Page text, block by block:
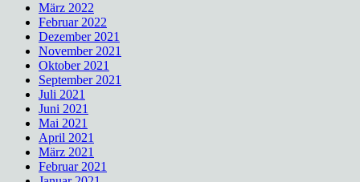
März 2022
Februar 2022
Dezember 2021
November 2021
Oktober 2021
September 2021
Juli 2021
Juni 2021
Mai 2021
April 2021
März 2021
Februar 2021